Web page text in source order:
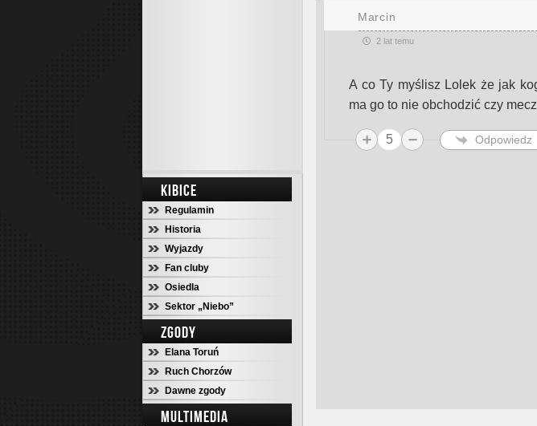
KIBICE
Regulamin
Historia
Wyjazdy
Fan cluby
Osiedla
Sektor „Niebo”
ZGODY
Elana Toruń
Ruch Chorzów
Dawne zgody
MULTIMEDIA
Marcin
2 lat temu
A co Ty myślisz Lolek że jak
ma go to nie obchodzić czy
5 Odpowiedz